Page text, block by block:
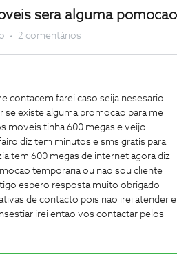
sera alguma pomocao
2 comentários
contacem farei caso seija nesesario
se existe alguma promocao para me
moveis tinha 600 megas e veijo
diz tem minutos e sms gratis para
tem 600 megas de internet agora diz
temporaria ou nao sou cliente
espero resposta muito obrigado
de contacto pois nao irei atender e
irei entao vos contactar pelos